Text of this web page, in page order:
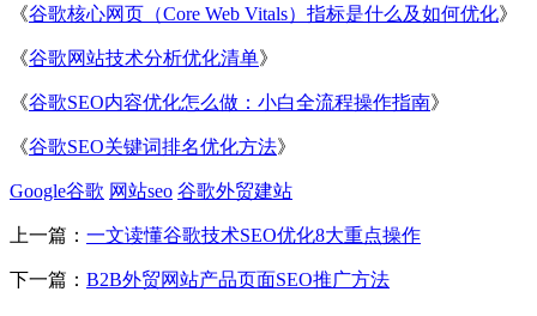
《谷歌核心网页（Core Web Vitals）指标是什么及如何优化》
《谷歌网站技术分析优化清单》
《谷歌SEO内容优化怎么做：小白全流程操作指南》
《谷歌SEO关键词排名优化方法》
Google谷歌 网站seo 谷歌外贸建站
上一篇： 一文读懂谷歌技术SEO优化8大重点操作
下一篇： B2B外贸网站产品页面SEO推广方法